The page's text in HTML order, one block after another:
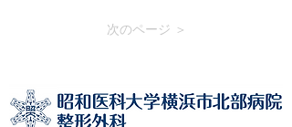
次のページ ＞